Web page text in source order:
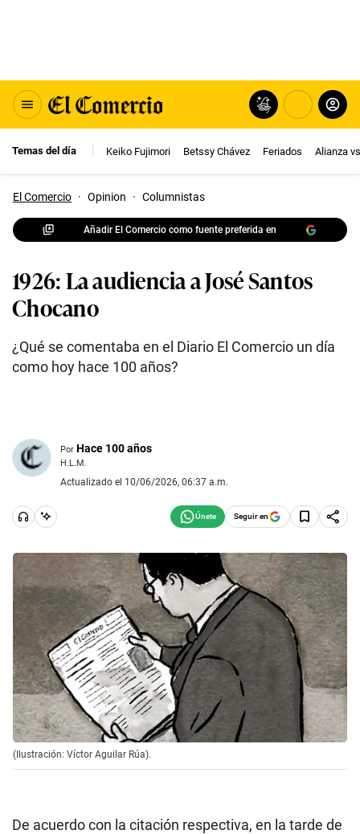
Temas del día Keiko Fujimori Betssy Chávez Feriados Alianza
El Comercio · Opinion · Columnistas
Añadir El Comercio como fuente preferida en
1926: La audiencia a José Santos
Chocano
¿Qué se comentaba en el Diario El Comercio un día
como hoy hace 100 años?
Por Hace 100 años
H.L.M.
Actualizado el 10/06/2026, 06:37 a.m.
Seguir en
(Ilustración: Víctor Aguilar Rúa).
De acuerdo con la citación respectiva, en la tarde de